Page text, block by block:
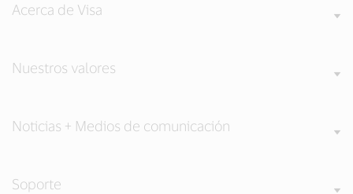
Acerca de Visa
Nuestros valores
Noticias + Medios de comunicación
Soporte